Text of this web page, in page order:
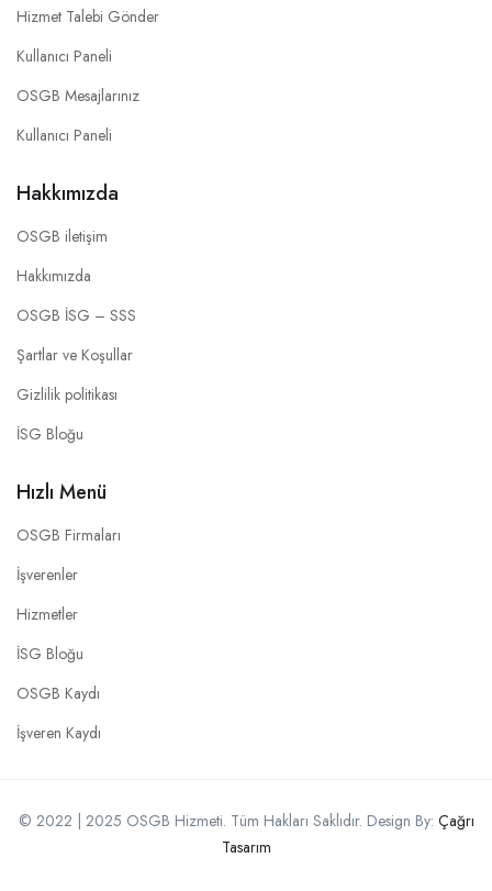
Hizmet Talebi Gönder
Kullanıcı Paneli
OSGB Mesajlarınız
Kullanıcı Paneli
Hakkımızda
OSGB iletişim
Hakkımızda
OSGB İSG – SSS
Şartlar ve Koşullar
Gizlilik politikası
İSG Bloğu
Hızlı Menü
OSGB Firmaları
İşverenler
Hizmetler
İSG Bloğu
OSGB Kaydı
İşveren Kaydı
© 2022 | 2025 OSGB Hizmeti. Tüm Hakları Saklıdır. Design By: Çağrı
Tasarım